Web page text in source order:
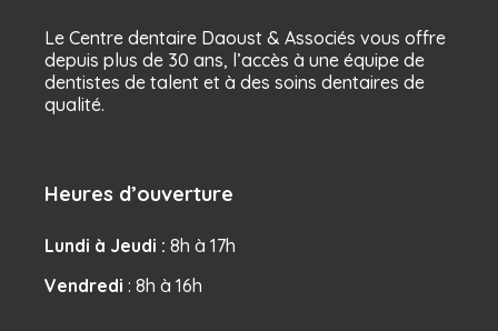
Le Centre dentaire Daoust & Associés vous offre
depuis plus de 30 ans, l’accès à une équipe de
dentistes de talent et à des soins dentaires de
qualité.
Heures d’ouverture
Lundi à Jeudi : 8h à 17h
Vendredi : 8h à 16h